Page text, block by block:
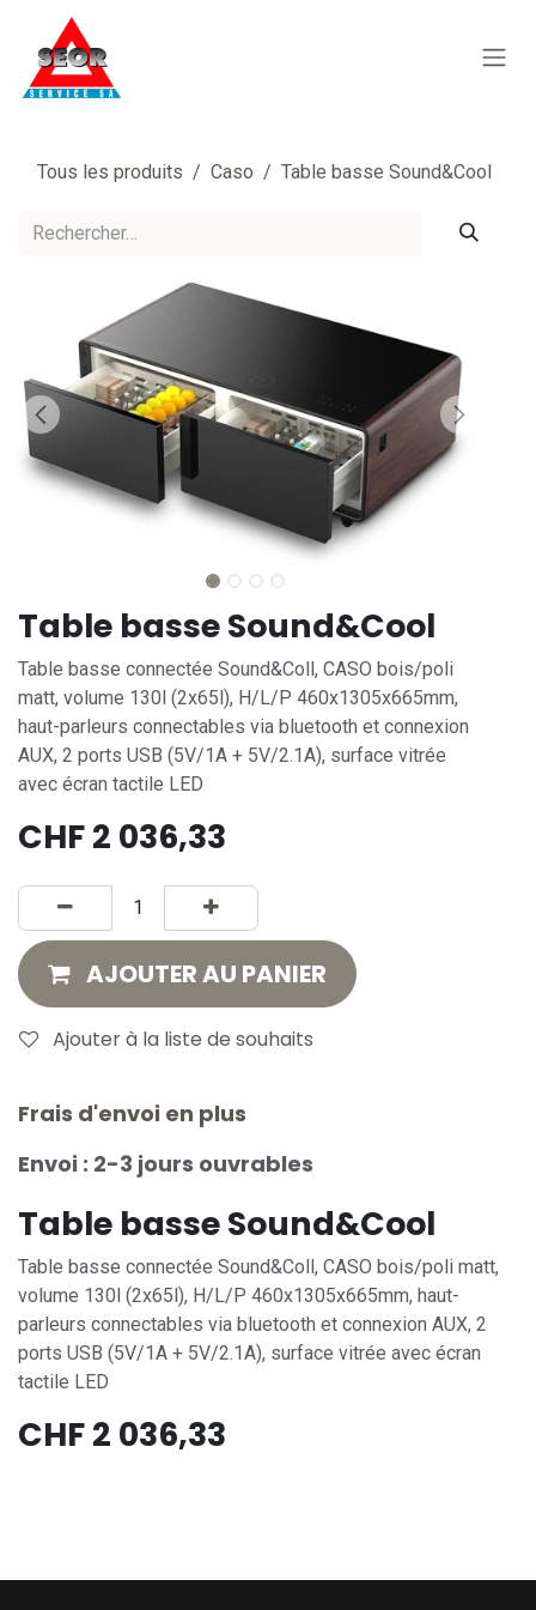
Se rendre au contenu
Tous les produits Caso Table basse Sound&Cool
Table basse Sound&Cool
Table basse connectée Sound&Coll, CASO bois/poli
matt, volume 130l (2x65l), H/L/P 460x1305x665mm,
haut-parleurs connectables via bluetooth et connexion
AUX, 2 ports USB (5V/1A + 5V/2.1A), surface vitrée
avec écran tactile LED
CHF2 036,33
AJOUTER AU PANIER
Ajouter à la liste de souhaits
Frais d'envoi en plus
Envoi : 2-3 jours ouvrables
Table basse Sound&Cool
Table basse connectée Sound&Coll, CASO bois/poli matt,
volume 130l (2x65l), H/L/P 460x1305x665mm, haut-
parleurs connectables via bluetooth et connexion AUX, 2
ports USB (5V/1A + 5V/2.1A), surface vitrée avec écran
tactile LED
CHF2 036,33